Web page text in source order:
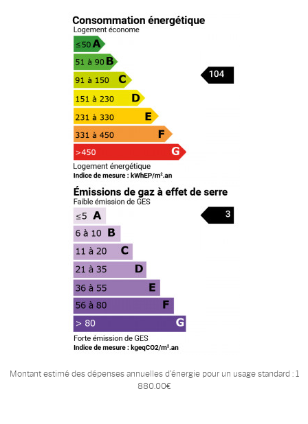
Montant estimé des dépenses annuelles d'énergie pour un usage standard : 1
880.00€